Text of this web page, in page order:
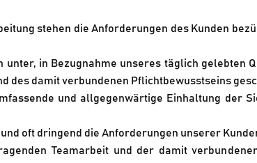
stehen die Anforderungen des Kunden
unter, in Bezugnahme unseres täglich gelebten
des damit verbundenen Pflichtbewusstseins
und allgegenwärtige Einhaltung der
oft dringend die Anforderungen unserer
Teamarbeit und der damit